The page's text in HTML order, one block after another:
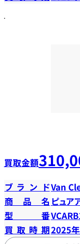
買取金額
ブランドVan
商品名 ピュ
型番
買取時期2025